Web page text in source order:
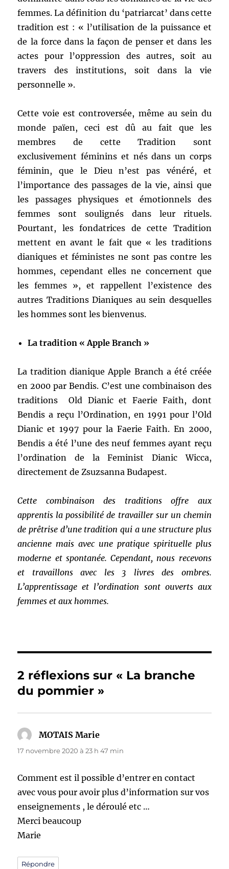
femmes. La définition du ‘patriarcat’ dans cette
tradition est : « l’utilisation de la puissance et
de la force dans la façon de penser et dans les
actes pour l’oppression des autres, soit au
travers des institutions, soit dans la vie
personnelle ».
Cette voie est controversée, même au sein du
monde païen, ceci est dû au fait que les
membres de cette Tradition sont
exclusivement féminins et nés dans un corps
féminin, que le Dieu n’est pas vénéré, et
l’importance des passages de la vie, ainsi que
les passages physiques et émotionnels des
femmes sont soulignés dans leur rituels.
Pourtant, les fondatrices de cette Tradition
mettent en avant le fait que « les traditions
dianiques et féministes ne sont pas contre les
hommes, cependant elles ne concernent que
les femmes », et rappellent l’existence des
autres Traditions Dianiques au sein desquelles
les hommes sont les bienvenus.
La tradition « Apple Branch »
La tradition dianique Apple Branch a été créée
en 2000 par Bendis. C’est une combinaison des
traditions Old Dianic et Faerie Faith, dont
Bendis a reçu l’Ordination, en 1991 pour l’Old
Dianic et 1997 pour la Faerie Faith. En 2000,
Bendis a été l’une des neuf femmes ayant reçu
l’ordination de la Feminist Dianic Wicca,
directement de Zsuzsanna Budapest.
Cette combinaison des traditions offre aux
apprentis la possibilité de travailler sur un chemin
de prêtrise d’une tradition qui a une structure plus
ancienne mais avec une pratique spirituelle plus
moderne et spontanée. Cependant, nous recevons
et travaillons avec les 3 livres des ombres.
L’apprentissage et l’ordination sont ouverts aux
femmes et aux hommes.
2 réflexions sur « La branche
du pommier »
MOTAIS Marie
17 novembre 2020 à 23 h 47 min
Comment est il possible d’entrer en contact
avec vous pour avoir plus d’information sur vos
enseignements , le déroulé etc …
Merci beaucoup
Marie
Répondre